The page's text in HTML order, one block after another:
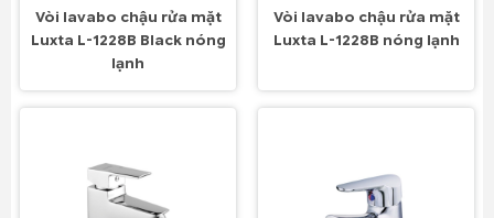
Vòi lavabo chậu rửa mặt
Luxta L-1228B Black nóng
lạnh
Vòi lavabo chậu rửa mặt
Luxta L-1228B nóng lạnh